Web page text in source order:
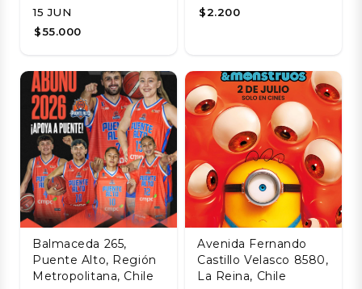
15 JUN
$55.000
$2.200
Balmaceda 265,
Puente Alto, Región
Metropolitana, Chile
Avenida Fernando
Castillo Velasco 8580,
La Reina, Chile